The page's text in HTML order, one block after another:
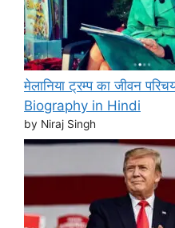
मेलानिया ट्रम्प का जीवन
Biography in Hindi
by Niraj Singh